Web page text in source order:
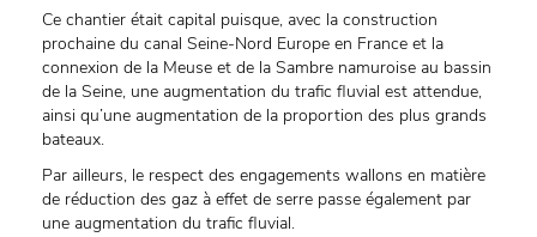
Ce chantier était capital puisque, avec la construction
prochaine du canal Seine-Nord Europe en France et la
connexion de la Meuse et de la Sambre namuroise au bassin
de la Seine, une augmentation du trafic fluvial est attendue,
ainsi qu’une augmentation de la proportion des plus grands
bateaux.
Par ailleurs, le respect des engagements wallons en matière
de réduction des gaz à effet de serre passe également par
une augmentation du trafic fluvial.